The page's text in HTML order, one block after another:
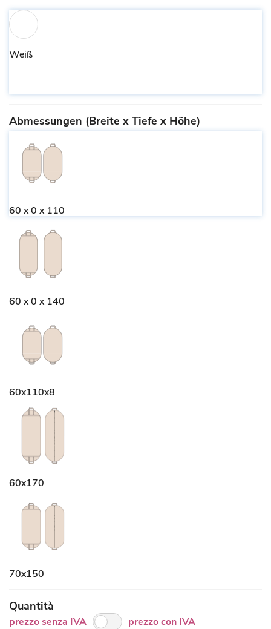
Weiß
Abmessungen (Breite x Tiefe x Höhe)
60 x 0 x 110
60 x 0 x 140
60x110x8
60x170
70x150
Quantità
prezzo senza IVA prezzo con IVA